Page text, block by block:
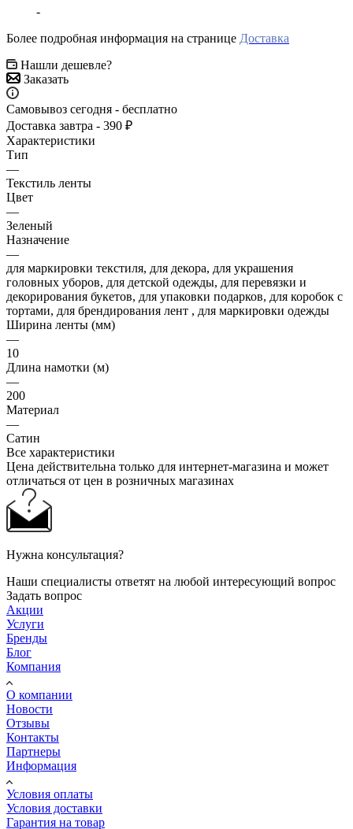
-
Более подробная информация на странице Доставка
Нашли дешевле?
Заказать
Самовывоз сегодня - бесплатно
Доставка завтра - 390 ₽
Характеристики
Тип
—
Текстиль ленты
Цвет
—
Зеленый
Назначение
—
для маркировки текстиля, для декора, для украшения
головных уборов, для детской одежды, для перевязки и
декорирования букетов, для упаковки подарков, для коробок с
тортами, для брендирования лент , для маркировки одежды
Ширина ленты (мм)
—
10
Длина намотки (м)
—
200
Материал
—
Сатин
Все характеристики
Цена действительна только для интернет-магазина и может
отличаться от цен в розничных магазинах
Нужна консультация?
Наши специалисты ответят на любой интересующий вопрос
Задать вопрос
Акции
Услуги
Бренды
Блог
Компания
О компании
Новости
Отзывы
Контакты
Партнеры
Информация
Условия оплаты
Условия доставки
Гарантия на товар